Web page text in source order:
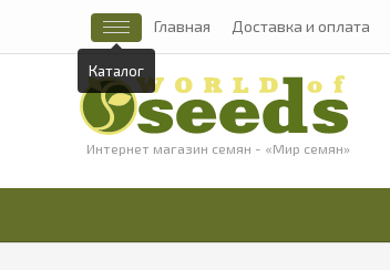
Каталог
Главная Доставка и оплата
Интернет магазин семян - «Мир семян»